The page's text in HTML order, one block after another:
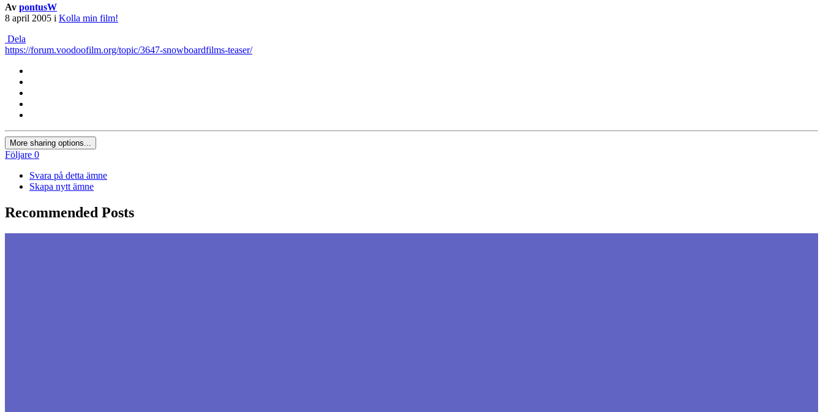
Av pontusW
8 april 2005 i Kolla min film!
Dela
https://forum.voodoofilm.org/topic/3647-snowboardfilms-teaser/
More sharing options...
Följare 0
Svara på detta ämne
Skapa nytt ämne
Recommended Posts